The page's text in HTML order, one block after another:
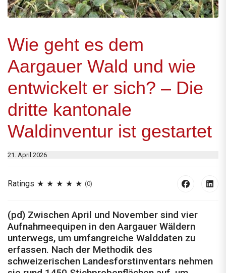
Wie geht es dem
Aargauer Wald und wie
entwickelt er sich? – Die
dritte kantonale
Waldinventur ist gestartet
21. April 2026
Ratings (0)
(pd) Zwischen April und November sind vier
Aufnahmeequipen in den Aargauer Wäldern
unterwegs, um umfangreiche Walddaten zu
erfassen. Nach der Methodik des
schweizerischen Landesforstinventars nehmen